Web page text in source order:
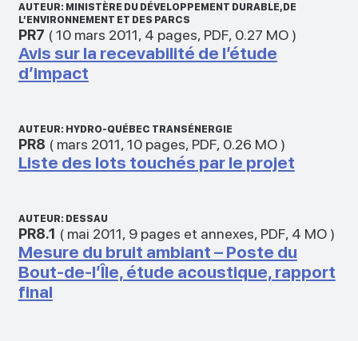
AUTEUR: MINISTÈRE DU DÉVELOPPEMENT DURABLE, DE
L’ENVIRONNEMENT ET DES PARCS
PR7 (10 mars 2011, 4 pages, PDF, 0.27 MO)
Avis sur la recevabilité de l’étude
d’impact
AUTEUR: HYDRO-QUÉBEC TRANSÉNERGIE
PR8 ( mars 2011, 10 pages, PDF, 0.26 MO)
Liste des lots touchés par le projet
AUTEUR: DESSAU
PR8.1 ( mai 2011, 9 pages et annexes, PDF, 4 MO)
Mesure du bruit ambiant – Poste du
Bout-de-l’Île, étude acoustique, rapport
final